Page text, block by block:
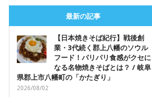
最新の記事
【日本焼きそば紀行】戦後創
業・3代続く郡上八幡のソウル
フード！パリパリ食感がクセに
なる名物焼きそばとは？ / 岐阜
県郡上市八幡町の「かたぎり」
2026/08/02